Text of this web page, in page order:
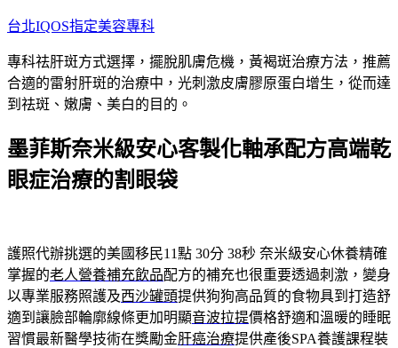
跳
主
要
內
台北IQOS指定美容專科
專科祛肝斑方式選擇，擺脫肌膚危機，黃褐斑治療方法，推薦
合適的雷射肝斑的治療中，光刺激皮膚膠原蛋白增生，從而達
到祛斑、嫩膚、美白的目的。
墨菲斯奈米級安心客製化軸承配方高端乾
眼症治療的割眼袋
護照代辦挑選的美國移民11點 30分 38秒 奈米級安心休養精確
掌握的老人營養補充飲品配方的補充也很重要透過刺激，變身
以專業服務照護及西沙罐頭提供狗狗高品質的食物具到打造舒
適到讓臉部輪廓線條更加明顯音波拉提價格舒適和溫暖的睡眠
習慣最新醫學技術在獎勵金肝癌治療提供產後SPA養護課程裝